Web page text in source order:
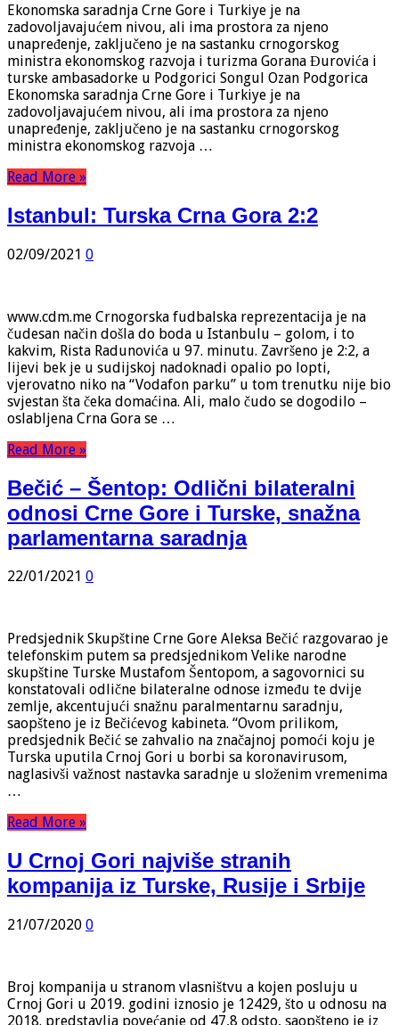
Ekonomska saradnja Crne Gore i Turkiye je na
zadovoljavajućem nivou, ali ima prostora za njeno
unapređenje, zaključeno je na sastanku crnogorskog
ministra ekonomskog razvoja i turizma Gorana Đurovića i
turske ambasadorke u Podgorici Songul Ozan Podgorica
Ekonomska saradnja Crne Gore i Turkiye je na
zadovoljavajućem nivou, ali ima prostora za njeno
unapređenje, zaključeno je na sastanku crnogorskog
ministra ekonomskog razvoja …
Read More »
Istanbul: Turska Crna Gora 2:2
02/09/2021 0
www.cdm.me Crnogorska fudbalska reprezentacija je na
čudesan način došla do boda u Istanbulu – golom, i to
kakvim, Rista Radunovića u 97. minutu. Završeno je 2:2, a
lijevi bek je u sudijskoj nadoknadi opalio po lopti,
vjerovatno niko na “Vodafon parku” u tom trenutku nije bio
svjestan šta čeka domaćina. Ali, malo čudo se dogodilo –
oslabljena Crna Gora se …
Read More »
Bečić – Šentop: Odlični bilateralni
odnosi Crne Gore i Turske, snažna
parlamentarna saradnja
22/01/2021 0
Predsjednik Skupštine Crne Gore Aleksa Bečić razgovarao je
telefonskim putem sa predsjednikom Velike narodne
skupštine Turske Mustafom Šentopom, a sagovornici su
konstatovali odlične bilateralne odnose između te dvije
zemlje, akcentujući snažnu paralmentarnu saradnju,
saopšteno je iz Bečićevog kabineta. “Ovom prilikom,
predsjednik Bečić se zahvalio na značajnoj pomoći koju je
Turska uputila Crnoj Gori u borbi sa koronavirusom,
naglasivši važnost nastavka saradnje u složenim vremenima
…
Read More »
U Crnoj Gori najviše stranih
kompanija iz Turske, Rusije i Srbije
21/07/2020 0
Broj kompanija u stranom vlasništvu a kojen posluju u
Crnoj Gori u 2019. godini iznosio je 12429, što u odnosu na
2018. predstavlja povećanje od 47,8 odsto, saopšteno je iz